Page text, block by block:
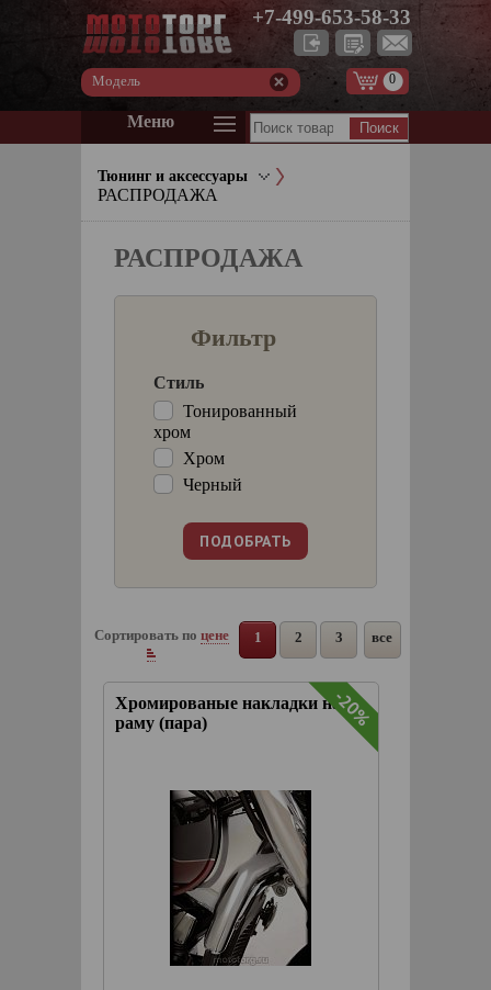
+7-499-653-58-33
Модель 0
Меню
Тюнинг и аксессуары
РАСПРОДАЖА
РАСПРОДАЖА
Фильтр
Стиль
Тонированный
хром
Хром
Черный
1 2 3 все
Сортировать по цене
Хромированые накладки на
раму (пара)
-20%